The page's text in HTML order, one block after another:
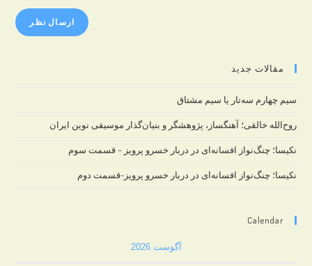
مقالات جدید
سیم چهارم سه‌تار یا سیم مشتاق
روح‌الله خالقی؛ آهنگساز، پژوهشگر و بنیان‌گذار موسیقی نوین ایران
نکیسا؛ چنگ‌نواز افسانه‌ای در دربار خسرو پرویز – قسمت سوم
نکیسا؛ چنگ‌نواز افسانه‌ای در دربار خسرو پرویز-قسمت دوم
Calendar
آگوست 2026